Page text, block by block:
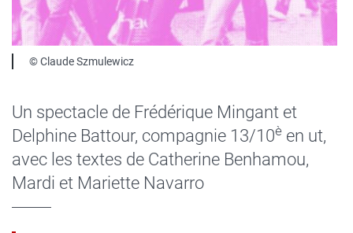
Légende
© Claude Szmulewicz
Un spectacle de Frédérique Mingant et
Delphine Battour, compagnie 13/10è en ut,
avec les textes de Catherine Benhamou,
Mardi et Mariette Navarro